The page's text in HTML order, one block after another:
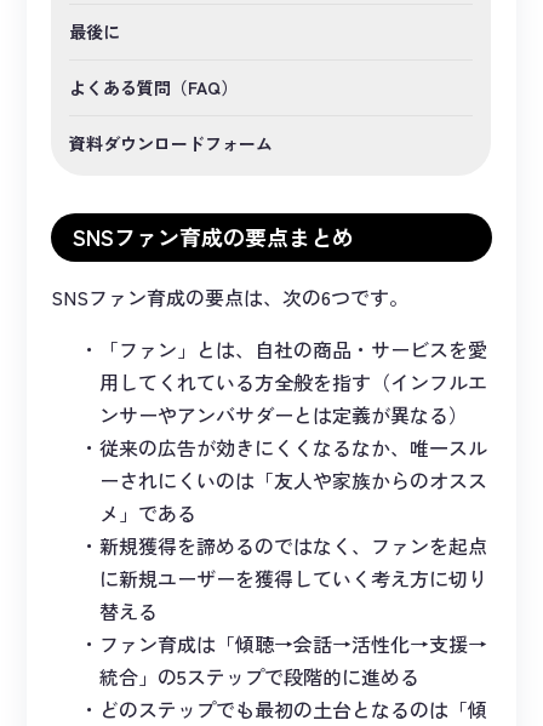
最後に
よくある質問（FAQ）
資料ダウンロードフォーム
SNSファン育成の要点まとめ
SNSファン育成の要点は、次の6つです。
「ファン」とは、自社の商品・サービスを愛
用してくれている方全般を指す（インフルエ
ンサーやアンバサダーとは定義が異なる）
従来の広告が効きにくくなるなか、唯一スル
ーされにくいのは「友人や家族からのオスス
メ」である
新規獲得を諦めるのではなく、ファンを起点
に新規ユーザーを獲得していく考え方に切り
替える
ファン育成は「傾聴→会話→活性化→支援→
統合」の5ステップで段階的に進める
どのステップでも最初の土台となるのは「傾